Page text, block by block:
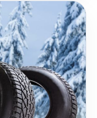
която им помага
и
на
идентифицират
размер, тип и
или линиите
на гумите и
начини. Това
същия размер